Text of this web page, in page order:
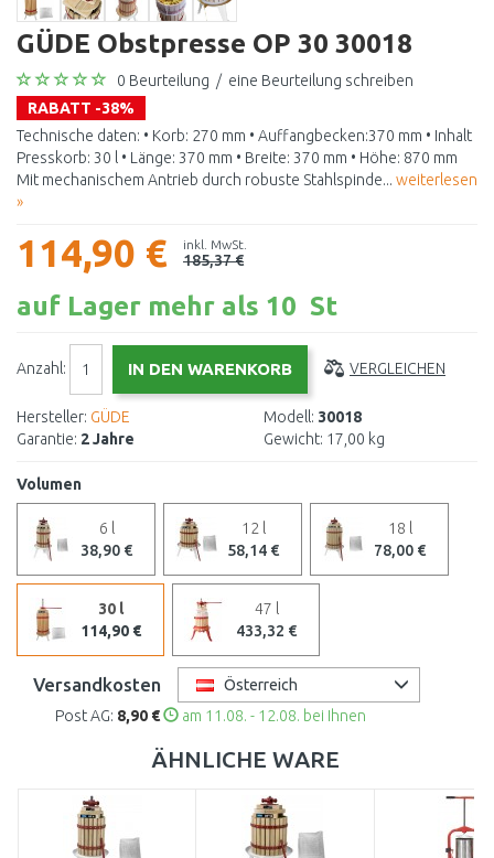
GÜDE Obstpresse OP 30 30018
0 Beurteilung / eine Beurteilung schreiben
RABATT -38%
Technische daten: • Korb: 270 mm • Auffangbecken:370 mm • Inhalt
Presskorb: 30 l • Länge: 370 mm • Breite: 370 mm • Höhe: 870 mm
Mit mechanischem Antrieb durch robuste Stahlspinde... weiterlesen
»
114,90 € inkl. MwSt.
185,37 €
auf Lager mehr als 10 St
Anzahl: VERGLEICHEN
Hersteller: GÜDE
Garantie: 2 Jahre
Modell: 30018
Gewicht: 17,00 kg
Volumen
6 l
38,90 €
12 l
58,14 €
18 l
78,00 €
30 l
114,90 €
47 l
433,32 €
Versandkosten
Österreich
Post AG: 8,90 € am 11.08. - 12.08. bei Ihnen
ÄHNLICHE WARE